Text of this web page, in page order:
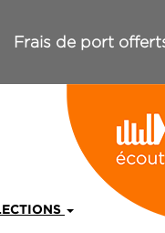
Frais de port